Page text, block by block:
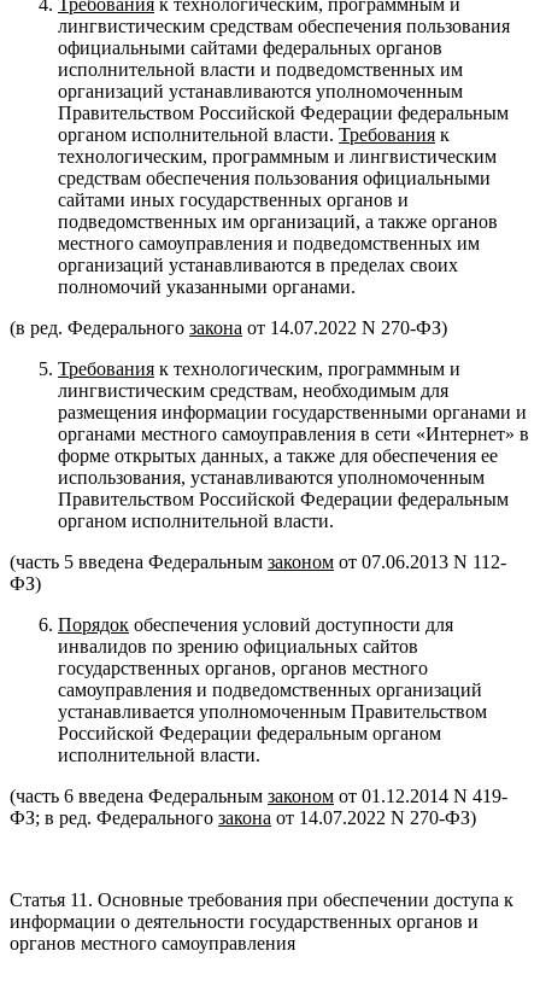
лингвистическим средствам обеспечения пользования
официальными сайтами федеральных органов
исполнительной власти и подведомственных им
организаций устанавливаются уполномоченным
Правительством Российской Федерации федеральным
органом исполнительной власти. Требования к
технологическим, программным и лингвистическим
средствам обеспечения пользования официальными
сайтами иных государственных органов и
подведомственных им организаций, а также органов
местного самоуправления и подведомственных им
организаций устанавливаются в пределах своих
полномочий указанными органами.
(в ред. Федерального закона от 14.07.2022 N 270-ФЗ)
Требования к технологическим, программным и
лингвистическим средствам, необходимым для
размещения информации государственными органами и
органами местного самоуправления в сети «Интернет» в
форме открытых данных, а также для обеспечения ее
использования, устанавливаются уполномоченным
Правительством Российской Федерации федеральным
органом исполнительной власти.
(часть 5 введена Федеральным законом от 07.06.2013 N 112-
ФЗ)
Порядок обеспечения условий доступности для
инвалидов по зрению официальных сайтов
государственных органов, органов местного
самоуправления и подведомственных организаций
устанавливается уполномоченным Правительством
Российской Федерации федеральным органом
исполнительной власти.
(часть 6 введена Федеральным законом от 01.12.2014 N 419-
ФЗ; в ред. Федерального закона от 14.07.2022 N 270-ФЗ)
Статья 11. Основные требования при обеспечении доступа к
информации о деятельности государственных органов и
органов местного самоуправления